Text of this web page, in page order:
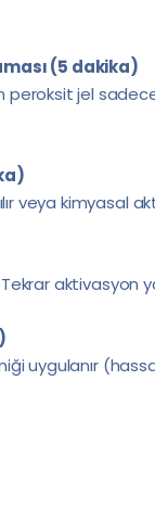
(5 dakika)
jel
veya kimyasal
aktivasyon
uygulanır